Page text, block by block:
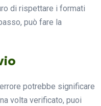
di rispettare i formati
può fare la
potrebbe significare
volta verificato, puoi